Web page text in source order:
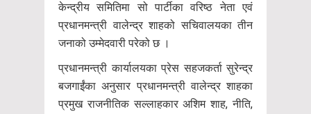
केन्द्रीय समितिमा सो पार्टीका वरिष्ठ नेता एवं
प्रधानमन्त्री वालेन्द्र शाहको सचिवालयका तीन
जनाको उम्मेदवारी परेको छ ।
प्रधानमन्त्री कार्यालयका प्रेस सहजकर्ता सुरेन्द्र
बजगाईंका अनुसार प्रधानमन्त्री वालेन्द्र शाहका
प्रमुख राजनीतिक सल्लाहकार अशिम शाह, नीति,